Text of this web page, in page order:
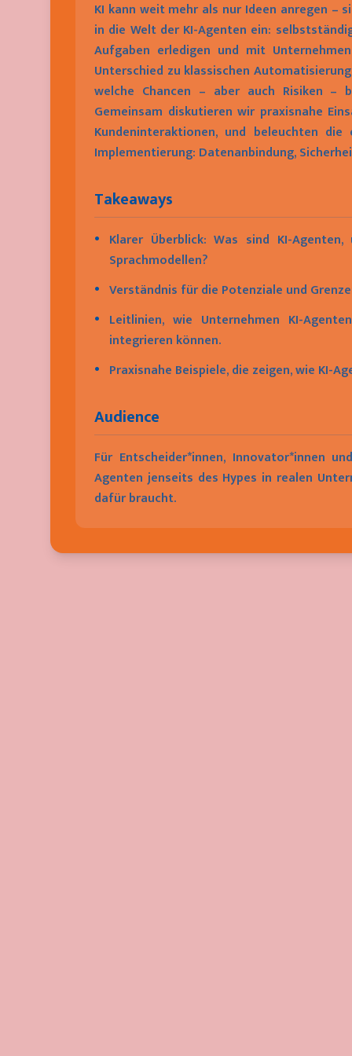
KI kann weit mehr als nur Ideen anregen –
in die Welt der KI-Agenten ein:
Aufgaben erledigen und mit
Unterschied zu klassischen
welche Chancen – aber auch Risiken –
Gemeinsam diskutieren wir praxisnahe
Kundeninteraktionen, und beleuchten
Implementierung: Datenanbindung,
Takeaways
• Klarer Überblick: Was sind KI-
Sprachmodellen?
• Verständnis für die Potenziale und
• Leitlinien, wie Unternehmen KI-
integrieren können.
• Praxisnahe Beispiele, die zeigen, wie KI-
Audience
Für Entscheider*innen, Innovator*innen
Agenten jenseits des Hypes in realen
dafür braucht.